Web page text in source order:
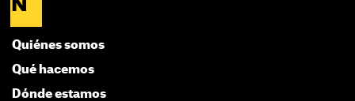
Quiénes somos
Qué hacemos
Dónde estamos